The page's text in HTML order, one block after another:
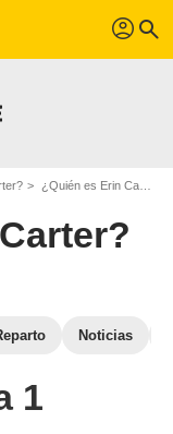
profil search
¿Quién es Erin Carter?: episodios de la temporada 1
Noticias
1